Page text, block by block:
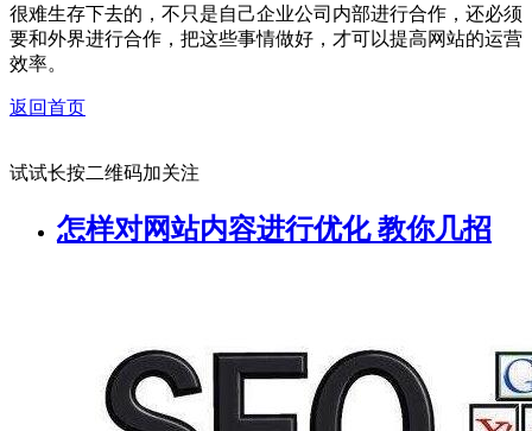
很难生存下去的，不只是自己企业公司内部进行合作，还必须
要和外界进行合作，把这些事情做好，才可以提高网站的运营
效率。
返回首页
试试长按二维码加关注
怎样对网站内容进行优化 教你几招